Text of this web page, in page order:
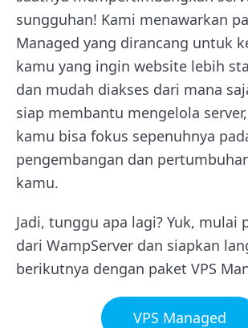
sungguhan! Kami menawarkan
Managed yang dirancang untuk
kamu yang ingin website lebih
dan mudah diakses dari mana
siap membantu mengelola
kamu bisa fokus sepenuhnya
pengembangan dan
kamu.
Jadi, tunggu apa lagi? Yuk, mulai
dari WampServer dan siapkan
berikutnya dengan paket VPS
VPS Managed